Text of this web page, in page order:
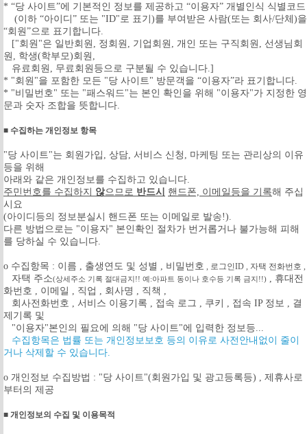
* “당 사이트”에 기본적인 정보를 제공하고 “이용자” 개별인식 식별코드
(이하 “아이디” 또는 "ID"로 표기)를 부여받은 사람(또는 회사/단체)을
“회원”으로 표기합니다.
["회원"은 일반회원, 정회원, 기업회원, 개인 또는 구직회원, 선생님회
원, 학생(학부모)회원,
유료회원, 무료회원등으로 구분될 수 있습니다.]
* "회원"을 포함한 모든 "당 사이트" 방문객을 “이용자”라 표기합니다.
* "비밀번호" 또는 "패스워드"는 본인 확인을 위해 "이용자"가 지정한 영
문과 숫자 조합을 뜻합니다.
■ 수집하는 개인정보 항목
"당 사이트"는 회원가입, 상담, 서비스 신청, 마케팅 또는 관리상의 이유
등을 위해
아래와 같은 개인정보를 수집하고 있습니다.
주민번호를 수집하지 않으므로 반드시 핸드폰, 이메일등을 기록해 주십
시요
(아이디등의 정보분실시 핸드폰 또는 이메일로 발송!).
다른 방법으로는 "이용자" 본인확인 절차가 번거롭거나 불가능해 피해
를 당하실 수 있습니다.
ο 수집항목 : 이름 , 출생연도 및 성별 , 비밀번호 , 로그인ID , 자택 전화번호 ,
자택 주소(상세주소 기록 절대금지!! 예:아파트 동이나 호수등 기록 금지!!) , 휴대전
화번호 , 이메일 , 직업 , 회사명 , 직책 ,
회사전화번호 , 서비스 이용기록 , 접속 로그 , 쿠키 , 접속 IP 정보 , 결
제기록 및
"이용자"본인의 필요에 의해 "당 사이트"에 입력한 정보등...
수집항목은 법률 또는 개인정보보호 등의 이유로 사전안내없이 줄이
거나 삭제할 수 있습니다.
ο 개인정보 수집방법 : "당 사이트"(회원가입 및 광고등록등) , 제휴사로
부터의 제공
■ 개인정보의 수집 및 이용목적